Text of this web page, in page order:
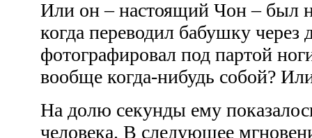
Или он – настоящий Чон – был
когда переводил бабушку через
фотографировал под партой
вообще когда-нибудь собой?
На долю секунды ему
человека. В следующее